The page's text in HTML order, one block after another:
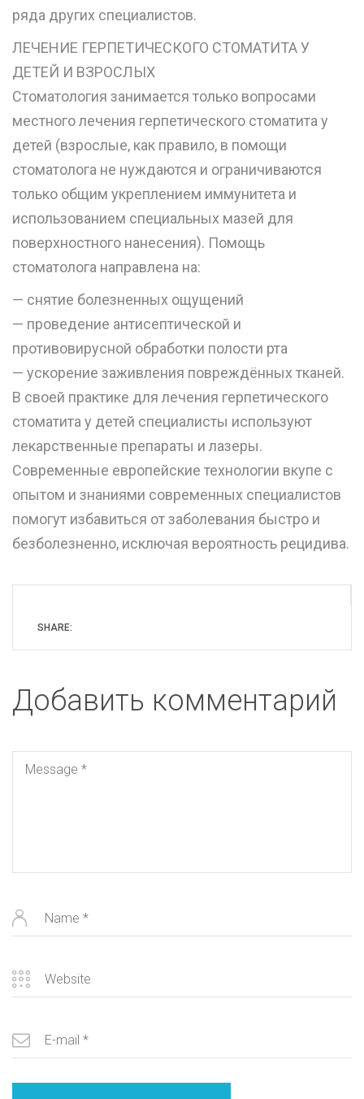
ряда других специалистов.
ЛЕЧЕНИЕ ГЕРПЕТИЧЕСКОГО СТОМАТИТА У
ДЕТЕЙ И ВЗРОСЛЫХ
Стоматология занимается только вопросами
местного лечения герпетического стоматита у
детей (взрослые, как правило, в помощи
стоматолога не нуждаются и ограничиваются
только общим укреплением иммунитета и
использованием специальных мазей для
поверхностного нанесения). Помощь
стоматолога направлена на:
— снятие болезненных ощущений
— проведение антисептической и
противовирусной обработки полости рта
— ускорение заживления повреждённых тканей.
В своей практике для лечения герпетического
стоматита у детей специалисты используют
лекарственные препараты и лазеры.
Современные европейские технологии вкупе с
опытом и знаниями современных специалистов
помогут избавиться от заболевания быстро и
безболезненно, исключая вероятность рецидива.
SHARE:
Добавить комментарий